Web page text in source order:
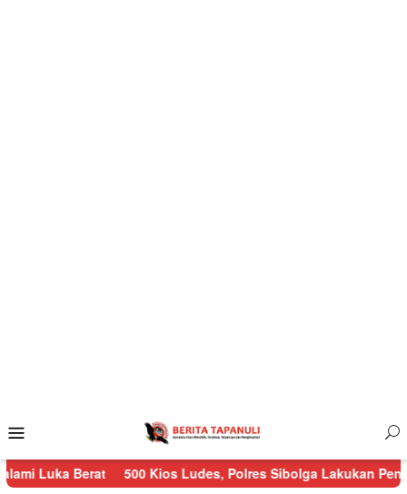
Mobile
500 Kios Ludes, Polres Sibolga Lakukan Pengamanan